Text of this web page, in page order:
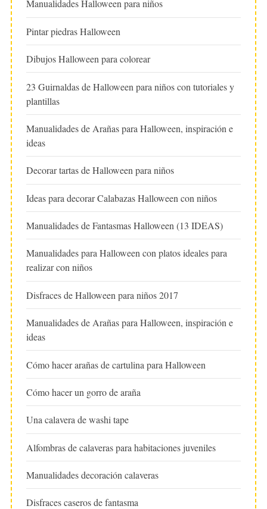
Manualidades Halloween para niños
Pintar piedras Halloween
Dibujos Halloween para colorear
23 Guirnaldas de Halloween para niños con tutoriales y
plantillas
Manualidades de Arañas para Halloween, inspiración e
ideas
Decorar tartas de Halloween para niños
Ideas para decorar Calabazas Halloween con niños
Manualidades de Fantasmas Halloween (13 IDEAS)
Manualidades para Halloween con platos ideales para
realizar con niños
Disfraces de Halloween para niños 2017
Manualidades de Arañas para Halloween, inspiración e
ideas
Cómo hacer arañas de cartulina para Halloween
Cómo hacer un gorro de araña
Una calavera de washi tape
Alfombras de calaveras para habitaciones juveniles
Manualidades decoración calaveras
Disfraces caseros de fantasma